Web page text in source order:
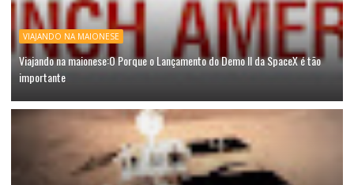
VIAJANDO NA MAIONESE
Viajando na maionese:O Porque o Lançamento do Demo II da SpaceX é tão
importante